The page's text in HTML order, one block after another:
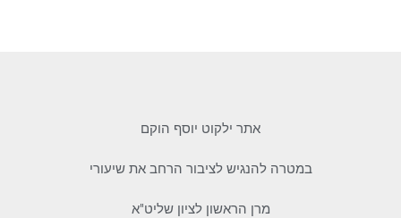
אתר ילקוט יוסף הוקם
במטרה להנגיש לציבור הרחב את שיעורי
מרן הראשון לציון שליט"א